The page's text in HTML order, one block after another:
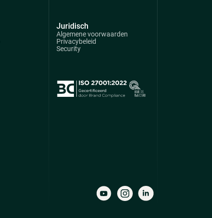
Juridisch
Algemene voorwaarden
Privacybeleid
Security